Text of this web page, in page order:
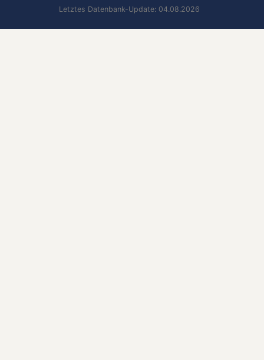
Letztes Datenbank-Update: 04.08.2026